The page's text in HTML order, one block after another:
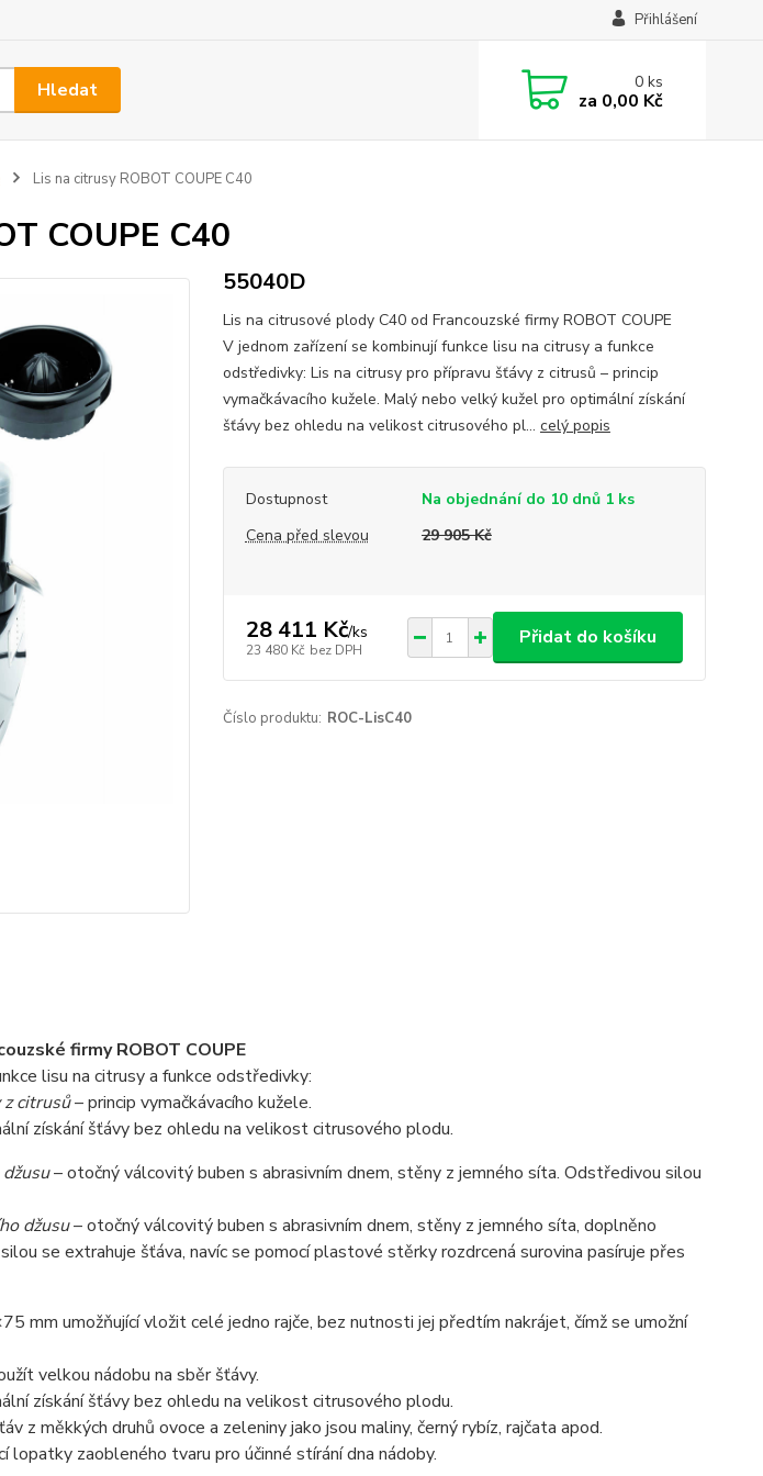
Přihlášení
Hledat 0ks
za 0,00 Kč
Lis na citrusy ROBOT COUPE C40
COUPE C40
55040D
Lis na citrusové plody C40 od Francouzské firmy ROBOT COUPE
V jednom zařízení se kombinují funkce lisu na citrusy a funkce
odstředivky: Lis na citrusy pro přípravu šťávy z citrusů – princip
vymačkávacího kužele. Malý nebo velký kužel pro optimální získání
šťávy bez ohledu na velikost citrusového pl... celý popis
Dostupnost
Na objednání do 10 dnů 1 ks
Cena před slevou
29 905 Kč
28 411 Kč/ks
23 480 Kč bez DPH
Přidat do košíku
Číslo produktu: ROC-LisC40
firmy ROBOT COUPE
lisu na citrusy a funkce odstředivky:
citrusů– princip vymačkávacího kužele.
získání šťávy bez ohledu na velikost citrusového plodu.
– otočný válcovitý buben s abrasivním dnem, stěny z jemného síta. Odstředivou silou
džusu– otočný válcovitý buben s abrasivním dnem, stěny z jemného síta, doplněno
se extrahuje šťáva, navíc se pomocí plastové stěrky rozdrcená surovina pasíruje přes
mm umožňující vložit celé jedno rajče, bez nutnosti jej předtím nakrájet, čímž se umožní
velkou nádobu na sběr šťávy.
získání šťávy bez ohledu na velikost citrusového plodu.
z měkkých druhů ovoce a zeleniny jako jsou maliny, černý rybíz, rajčata apod.
lopatky zaobleného tvaru pro účinné stírání dna nádoby.